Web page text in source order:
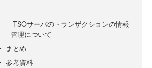
TSOサーバのトランザクションの情報
管理について
まとめ
参考資料